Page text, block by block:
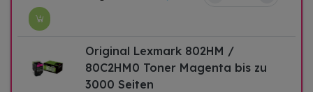
Original Lexmark 802HM /
80C2HM0 Toner Magenta bis zu
3000 Seiten